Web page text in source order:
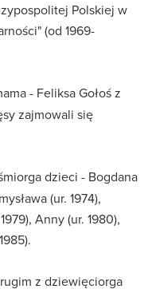
Polskiej w
(od 1969-
- Feliksa Gołoś z
zajmowali się
dzieci - Bogdana
(ur. 1974),
Anny (ur. 1980),
z dziewięciorga